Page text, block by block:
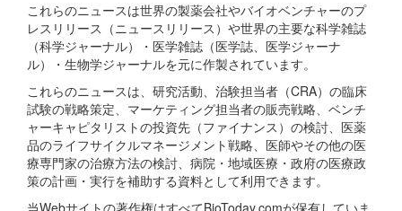
これらのニュースは世界の製薬会社やバイオベンチャーのプ
レスリリース（ニュースリリース）や世界の主要な科学雑誌
（科学ジャーナル）・医学雑誌（医学誌、医学ジャーナ
ル）・生物学ジャーナルを元に作製されています。
これらのニュースは、研究活動、治験担当者（CRA）の臨床
試験の戦略策定、マーケティング担当者の販売戦略、ベンチ
ャーキャピタリストの投資先（ファイナンス）の検討、医薬
品のライフサイクルマネージメント戦略、医師やその他の医
療専門家の治療方法の検討、病院・地域医療・政府の医療政
策の計画・実行を補助する資料として利用できます。